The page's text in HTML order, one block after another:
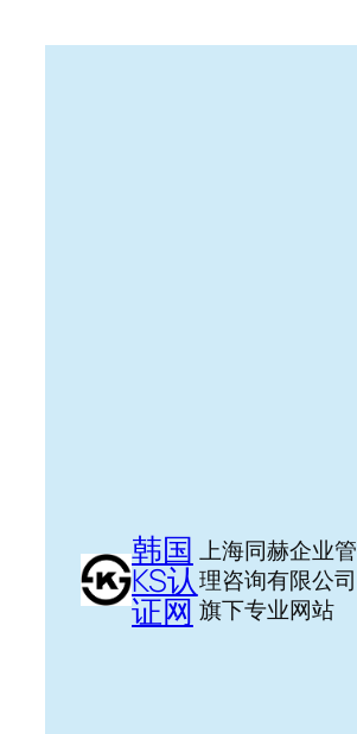
韩国
KS认
证网
上海同赫企业管
理咨询有限公司
旗下专业网站